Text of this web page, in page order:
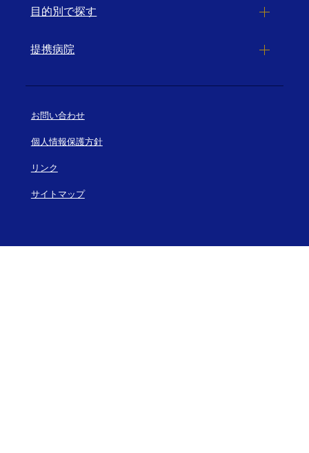
目的別で探す
提携病院
お問い合わせ
個人情報保護方針
リンク
サイトマップ